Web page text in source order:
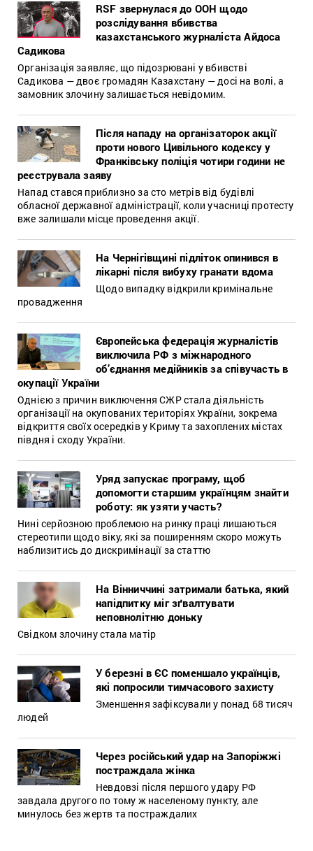
RSF звернулася до ООН щодо
розслідування вбивства
казахстанського журналіста Айдоса
Садикова
Організація заявляє, що підозрювані у вбивстві
Садикова — двоє громадян Казахстану — досі на волі, а
замовник злочину залишається невідомим.
Після нападу на організаторок акції
проти нового Цивільного кодексу у
Франківську поліція чотири години не
реєструвала заяву
Напад стався приблизно за сто метрів від будівлі
обласної державної адміністрації, коли учасниці протесту
вже залишали місце проведення акції.
На Чернігівщині підліток опинився в
лікарні після вибуху гранати вдома
Щодо випадку відкрили кримінальне
провадження
Європейська федерація журналістів
виключила РФ з міжнародного
об’єднання медійників за співучасть в
окупації України
Однією з причин виключення СЖР стала діяльність
організації на окупованих територіях України, зокрема
відкриття своїх осередків у Криму та захоплених містах
півдня і сходу України.
Уряд запускає програму, щоб
допомогти старшим українцям знайти
роботу: як узяти участь?
Нині серйозною проблемою на ринку праці лишаються
стереотипи щодо віку, які за поширенням скоро можуть
наблизитись до дискримінації за статтю
На Вінниччині затримали батька, який
напідпитку міг зґвалтувати
неповнолітню доньку
Свідком злочину стала матір
У березні в ЄС поменшало українців,
які попросили тимчасового захисту
Зменшення зафіксували у понад 68 тисяч
людей
Через російський удар на Запоріжжі
постраждала жінка
Невдовзі після першого удару РФ
завдала другого по тому ж населеному пункту, але
минулось без жертв та постраждалих